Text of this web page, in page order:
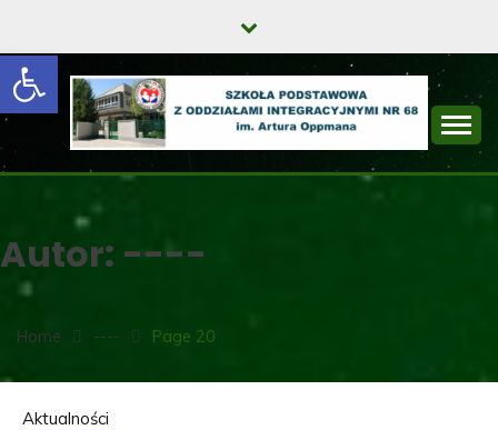
Open toolbar
content
SZKOŁA
PODSTAWOWA Z
ODDZIAŁAMI
NR 68 IM. ARTURA
OPPMANA
Autor: ----
Home ---- Page 20
Aktualności